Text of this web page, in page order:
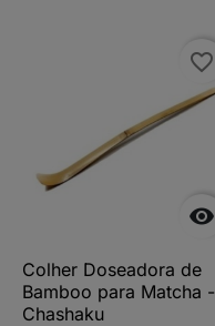

favorite_border
Colher Doseadora de
Bamboo para Matcha -
Chashaku